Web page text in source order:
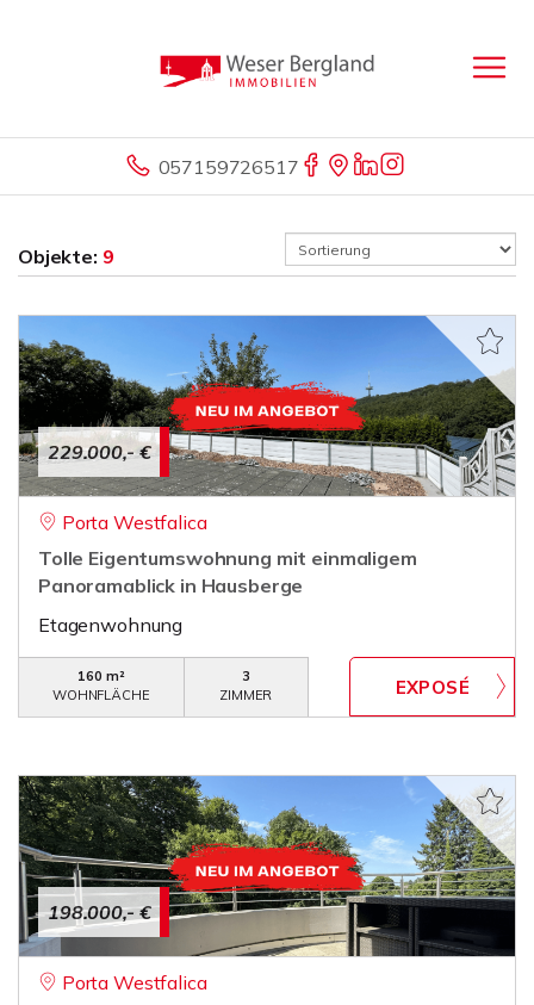
057159726517
Objekte: 9
229.000,- €
Porta Westfalica
Tolle Eigentumswohnung mit einmaligem
Panoramablick in Hausberge
Etagenwohnung
160 m²
WOHNFLÄCHE
3
ZIMMER
198.000,- €
Porta Westfalica